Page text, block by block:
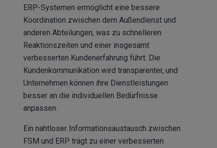
ERP-Systemen ermöglicht eine bessere
Koordination zwischen dem Außendienst und
anderen Abteilungen, was zu schnelleren
Reaktionszeiten und einer insgesamt
verbesserten Kundenerfahrung führt. Die
Kundenkommunikation wird transparenter, und
Unternehmen können ihre Dienstleistungen
besser an die individuellen Bedürfnisse
anpassen.
Ein nahtloser Informationsaustausch zwischen
FSM und ERP trägt zu einer verbesserten